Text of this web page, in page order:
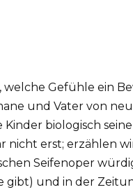
welche Gefühle ein
und Vater von
biologisch
nicht erst; erzählen
Seifenoper
gibt) und in der